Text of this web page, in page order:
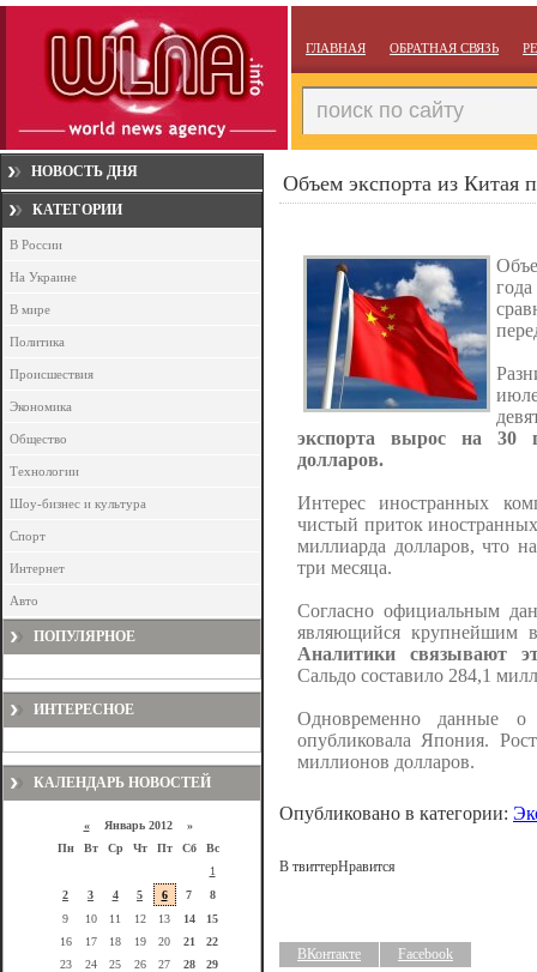
ГЛАВНАЯ ОБРАТНАЯ СВЯЗЬ
НОВОСТЬ ДНЯ
КАТЕГОРИИ
В России
На Украине
В мире
Политика
Происшествия
Экономика
Общество
Технологии
Шоу-бизнес и культура
Спорт
Интернет
Авто
ПОПУЛЯРНОЕ
ИНТЕРЕСНОЕ
КАЛЕНДАРЬ НОВОСТЕЙ
«Январь 2012 »
Пн
Вт Ср Чт Пт Сб
Вс
1
2
3 4 5 6 7
8
9
10 11 12 13 14
15
16
17 18 19 20 21
22
23
24 25 26 27 28
29
Объем экспорта из Китая
экспорта вырос на 30
долларов.
Интерес иностранных
чистый приток
миллиарда долларов, что
три месяца.
Согласно официальным
являющийся крупнейшим
Аналитики связывают
Сальдо составило 284,1
Одновременно данные о
опубликовала Япония.
миллионов долларов.
Опубликовано в категории:
В твиттерНравится
ВКонтакте Facebook